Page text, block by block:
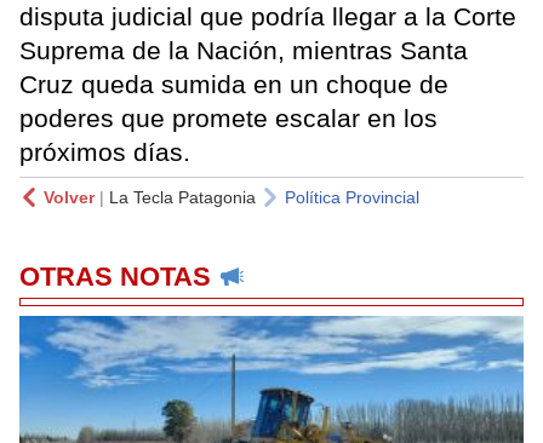
disputa judicial que podría llegar a la Corte
Suprema de la Nación, mientras Santa
Cruz queda sumida en un choque de
poderes que promete escalar en los
próximos días.
Volver| La Tecla Patagonia Política Provincial
OTRAS NOTAS